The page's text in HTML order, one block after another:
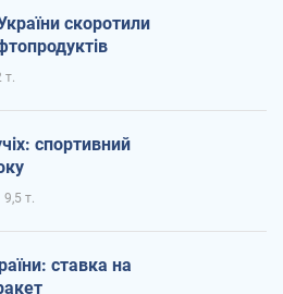
скоротили
т.
спортивний
9,5 т.
ставка на